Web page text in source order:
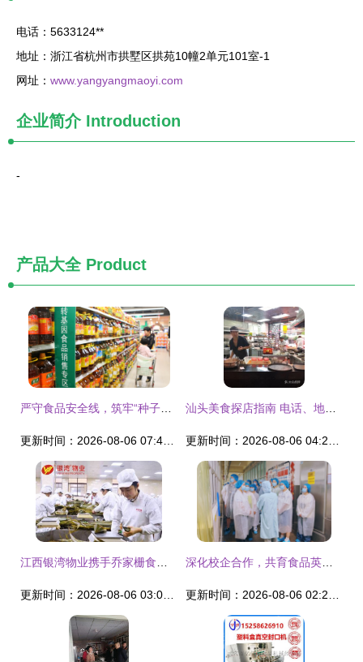
电话：5633124**
地址：浙江省杭州市拱墅区拱苑10幢2单元101室-1
网址： www.yangyangmaoyi.com
企业简介Introduction
-
产品大全Product